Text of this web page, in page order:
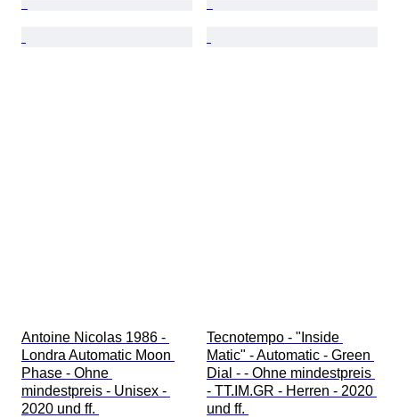
Antoine Nicolas 1986 -
Londra Automatic Moon
Phase - Ohne
mindestpreis - Unisex -
2020 und ff.
Tecnotempo - "Inside
Matic" - Automatic - Green
Dial - - Ohne mindestpreis
- TT.IM.GR - Herren - 2020
und ff.